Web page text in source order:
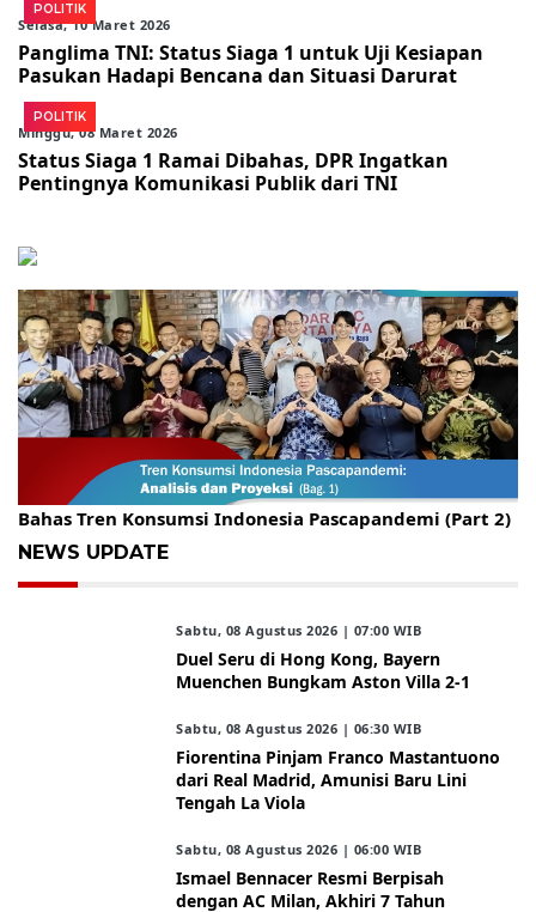
POLITIK
Selasa, 10 Maret 2026
Panglima TNI: Status Siaga 1 untuk Uji Kesiapan
Pasukan Hadapi Bencana dan Situasi Darurat
POLITIK
Minggu, 08 Maret 2026
Status Siaga 1 Ramai Dibahas, DPR Ingatkan
Pentingnya Komunikasi Publik dari TNI
Gelar Kopdar, KBC Jakarta Raya Hadirkan Pakar Ritel
Bahas Tren Konsumsi Indonesia Pascapandemi (Part 2)
NEWS UPDATE
Sabtu, 08 Agustus 2026 | 07:00 WIB
Duel Seru di Hong Kong, Bayern
Muenchen Bungkam Aston Villa 2-1
Sabtu, 08 Agustus 2026 | 06:30 WIB
Fiorentina Pinjam Franco Mastantuono
dari Real Madrid, Amunisi Baru Lini
Tengah La Viola
Sabtu, 08 Agustus 2026 | 06:00 WIB
Ismael Bennacer Resmi Berpisah
dengan AC Milan, Akhiri 7 Tahun